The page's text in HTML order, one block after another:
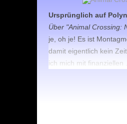
Ursprünglich auf
Über "Animal Crossing:
je, oh je! Es ist
damit eigentlich kein
ich mich mit finanziellen ...